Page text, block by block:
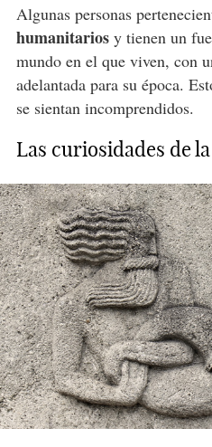
Algunas personas
humanitariosy tienen un
mundo en el que viven, con
adelantada para su época.
se sientan incomprendidos.
Las curiosidades de